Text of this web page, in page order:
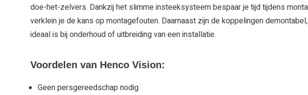
doe-het-zelvers. Dankzij het slimme insteeksysteem bespaar je tijd tijdens
verklein je de kans op montagefouten. Daarnaast zijn de koppelingen
ideaal is bij onderhoud of uitbreiding van een installatie.
Voordelen van Henco Vision:
Geen persgereedschap nodig